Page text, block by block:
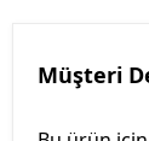
Müşteri